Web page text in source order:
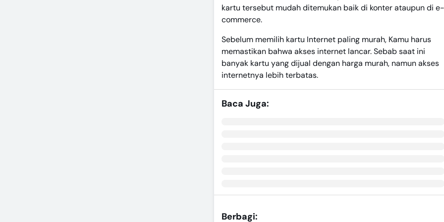
kartu tersebut mudah ditemukan baik di konter ataupun di e-
commerce.
Sebelum memilih kartu Internet paling murah, Kamu harus
memastikan bahwa akses internet lancar. Sebab saat ini
banyak kartu yang dijual dengan harga murah, namun akses
internetnya lebih terbatas.
Baca Juga:
Berbagi: